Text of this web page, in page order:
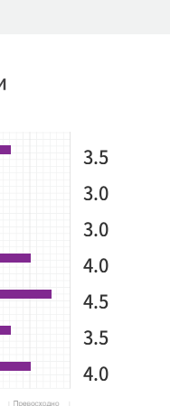
3.5
3.0
3.0
4.0
4.5
3.5
4.0